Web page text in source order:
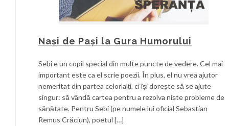
Nași de Pași la Gura Humorului
Sebi e un copil special din multe puncte de vedere. Cel mai
important este ca el scrie poezii. În plus, el nu vrea ajutor
nemeritat din partea celorlalți, ci își dorește să se ajute
singur: să vândă cartea pentru a rezolva niște probleme de
sănătate. Pentru Sebi (pe numele lui oficial Sebastian
Remus Crăciun), poetul […]